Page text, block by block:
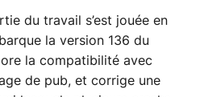
du travail s’est jouée en
la version 136 du
la compatibilité avec
de pub, et corrige une